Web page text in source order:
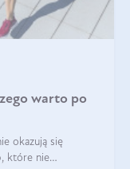
warto po
okazują się
które nie